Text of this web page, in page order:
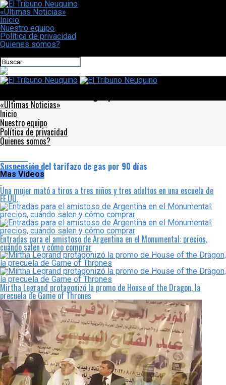
«Últimas Noticias»
Inicio
Nuestro equipo
Política de privacidad
Quienes somos?
«Últimas Noticias»
Inicio
Nuestro equipo
Política de privacidad
Quienes somos?
Suspensión del tarifazo de gas por 90 días
Mas Videos
Una mujer mató a tiros a tres niños y tres adultos en una escuela de
EE.UU.
Entradas para el amistoso de Argentina en el Monumental: precios,
cuándo salen y cómo comprar
Mirtha Legrand protagonizó la promo de House of the Dragon, la
precuela de Game of Thrones